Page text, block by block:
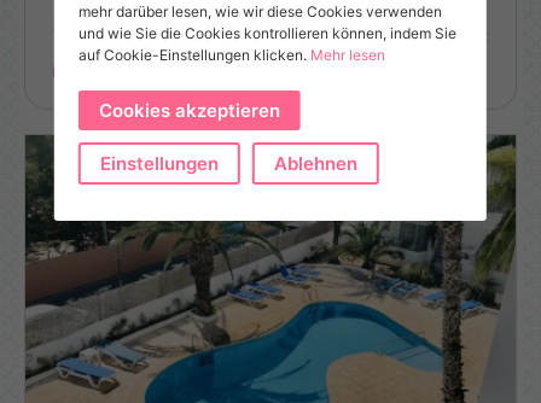
Zimmer 2 Gäste 4 Badezimmer 1
mehr darüber lesen, wie wir diese Cookies verwenden
und wie Sie die Cookies kontrollieren können, indem Sie
auf Cookie-Einstellungen klicken. Mehr lesen
Cookies akzeptieren
Einstellungen Ablehnen